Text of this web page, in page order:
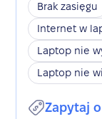
Brak zasięgu
Internet w
Laptop nie
Laptop nie
Zapytaj